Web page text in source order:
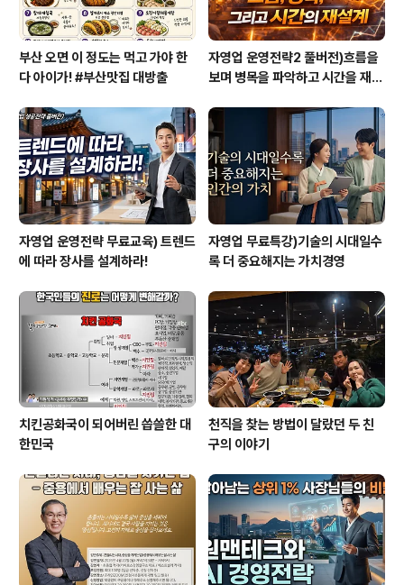
부산 오면 이 정도는 먹고 가야 한
다 아이가! #부산맛집 대방출
자영업 운영전략2 풀버전)흐름을
보며 병목을 파악하고 시간을 재설
자영업 운영전략 무료교육) 트렌드
에 따라 장사를 설계하라!
자영업 무료특강)기술의 시대일수
록 더 중요해지는 가치경영
치킨공화국이 되어버린 씁쓸한 대
한민국
천직을 찾는 방법이 달랐던 두 친
구의 이야기